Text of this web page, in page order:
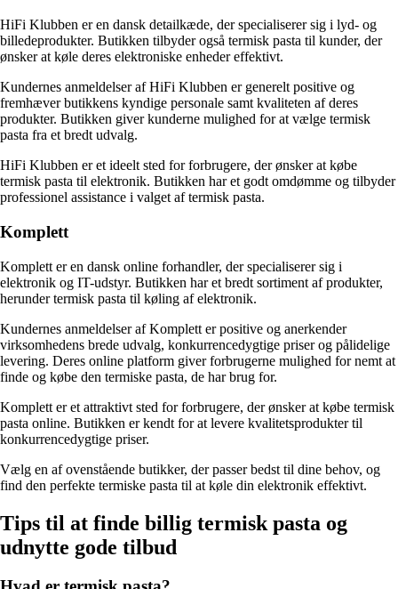
HiFi Klubben er en dansk detailkæde, der specialiserer sig i lyd- og
billedeprodukter. Butikken tilbyder også termisk pasta til kunder, der
ønsker at køle deres elektroniske enheder effektivt.
Kundernes anmeldelser af HiFi Klubben er generelt positive og
fremhæver butikkens kyndige personale samt kvaliteten af deres
produkter. Butikken giver kunderne mulighed for at vælge termisk
pasta fra et bredt udvalg.
HiFi Klubben er et ideelt sted for forbrugere, der ønsker at købe
termisk pasta til elektronik. Butikken har et godt omdømme og tilbyder
professionel assistance i valget af termisk pasta.
Komplett
Komplett er en dansk online forhandler, der specialiserer sig i
elektronik og IT-udstyr. Butikken har et bredt sortiment af produkter,
herunder termisk pasta til køling af elektronik.
Kundernes anmeldelser af Komplett er positive og anerkender
virksomhedens brede udvalg, konkurrencedygtige priser og pålidelige
levering. Deres online platform giver forbrugerne mulighed for nemt at
finde og købe den termiske pasta, de har brug for.
Komplett er et attraktivt sted for forbrugere, der ønsker at købe termisk
pasta online. Butikken er kendt for at levere kvalitetsprodukter til
konkurrencedygtige priser.
Vælg en af ovenstående butikker, der passer bedst til dine behov, og
find den perfekte termiske pasta til at køle din elektronik effektivt.
Tips til at finde billig termisk pasta og
udnytte gode tilbud